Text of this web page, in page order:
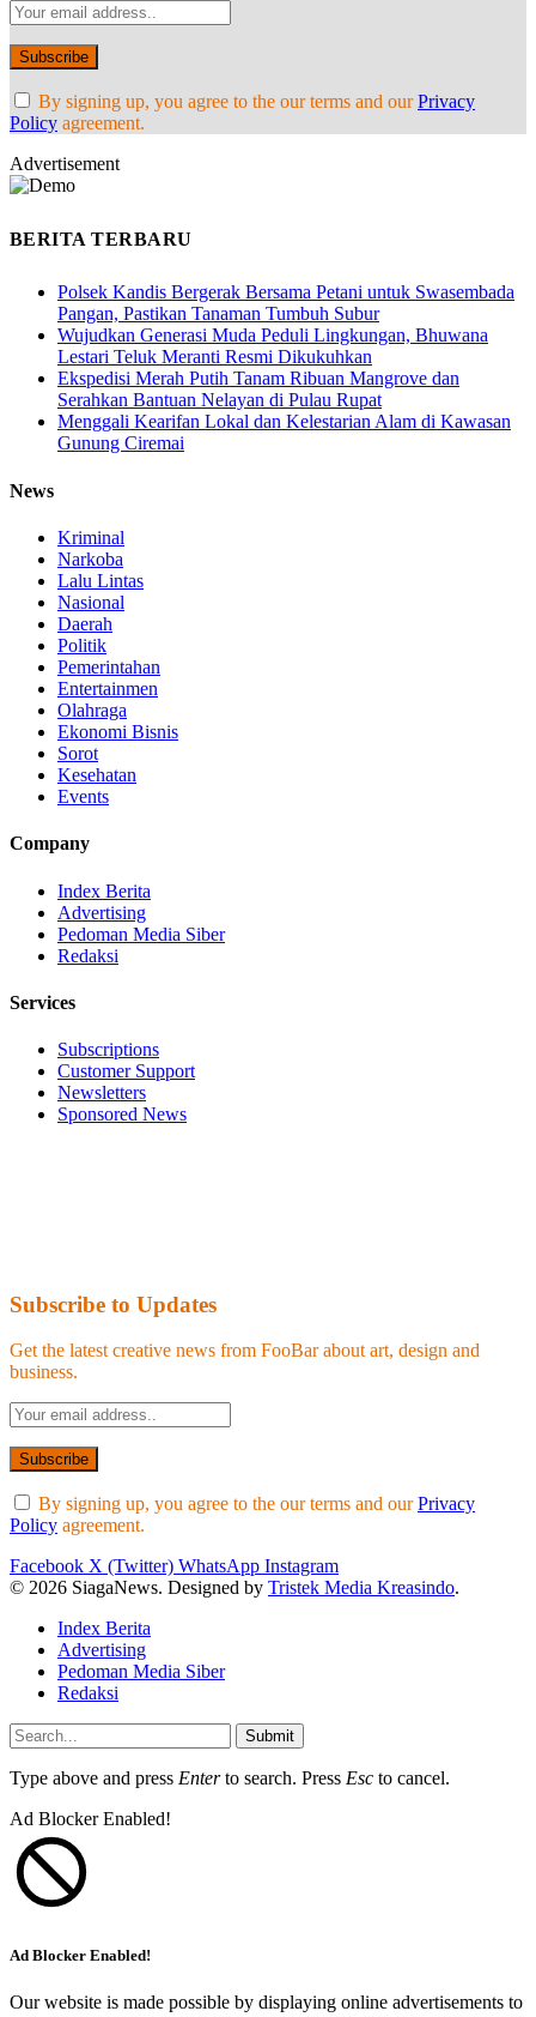
By signing up, you agree to the our terms and ourPrivacy
Policy agreement.
Advertisement
BERITA TERBARU
Polsek Kandis Bergerak Bersama Petani untuk Swasembada
Pangan, Pastikan Tanaman Tumbuh Subur
Wujudkan Generasi Muda Peduli Lingkungan, Bhuwana
Lestari Teluk Meranti Resmi Dikukuhkan
Ekspedisi Merah Putih Tanam Ribuan Mangrove dan
Serahkan Bantuan Nelayan di Pulau Rupat
Menggali Kearifan Lokal dan Kelestarian Alam di Kawasan
Gunung Ciremai
News
Kriminal
Narkoba
Lalu Lintas
Nasional
Daerah
Politik
Pemerintahan
Entertainmen
Olahraga
Ekonomi Bisnis
Sorot
Kesehatan
Events
Company
Index Berita
Advertising
Pedoman Media Siber
Redaksi
Services
Subscriptions
Customer Support
Newsletters
Sponsored News
Subscribe to Updates
Get the latest creative news from FooBar about art, design and
business.
By signing up, you agree to the our terms and ourPrivacy
Policy agreement.
Facebook X (Twitter) WhatsApp Instagram
© 2026 SiagaNews. Designed by Tristek Media Kreasindo.
Index Berita
Advertising
Pedoman Media Siber
Redaksi
Submit
Type above and press Enterto search. Press Esc to cancel.
Ad Blocker Enabled!
Ad Blocker Enabled!
Our website is made possible by displaying online advertisements to